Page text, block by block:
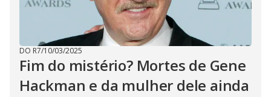
DO R7/10/03/2025
Fim do mistério? Mortes de Gene
Hackman e da mulher dele ainda